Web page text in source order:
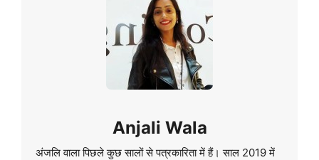
Anjali Wala
अंजलि वाला पिछले कुछ सालों से पत्रकारिता में हैं। साल 2019 में